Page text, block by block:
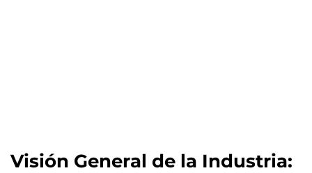
Visión General de la Industria: